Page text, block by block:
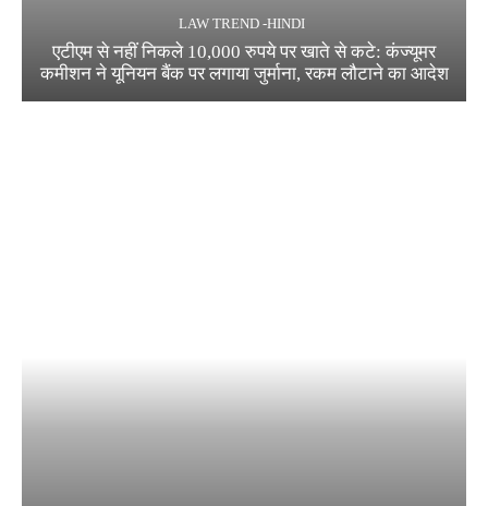
LAW TREND -HINDI
एटीएम से नहीं निकले 10,000 रुपये पर खाते से कटे: कंज्यूमर
कमीशन ने यूनियन बैंक पर लगाया जुर्माना, रकम लौटाने का आदेश